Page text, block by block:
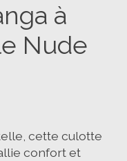
à
Nude
cette culotte
confort et